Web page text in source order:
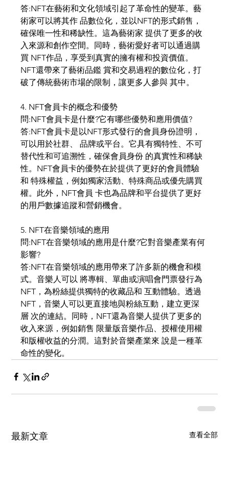
答:NFT在藝術和文化領域引起了革命性的變革。藝
術家可以將其作 品數位化，並以NFT的形式銷售，
確保唯一性和稀缺性。這為藝術家 提供了更多的收
入來源和創作空間。同時，藝術愛好者可以通過購
買 NFT作品，享受到真實的擁有權和投資價值。
NFT還帶來了藝術品鑑 賞和交易過程的數位化，打
破了傳統藝術市場的限制，讓更多人參與 其中。
4. NFT會員卡的概念和優勢
問:NFT會員卡是什麼?它有哪些優勢和應用價值?
答:NFT會員卡是以NFT形式發行的會員身份證明，
可以用於社群、 品牌或平台。它具有獨特性、不可
替代性和可追溯性，確保會員身份 的真實性和稀缺
性。NFT會員卡的優勢在於提供了更好的會員體驗
和 特殊權益，例如獨家活動、特殊商品或優先購買
權。此外，NFT會員 卡也為品牌和平台提供了更好
的用戶數據追蹤和營銷機會。
5. NFT在音樂領域的應用
問:NFT在音樂領域的應用是什麼?它對音樂產業有何
影響?
答:NFT在音樂領域的應用帶來了許多新的機會和模
式。音樂人可以 將專輯、單曲或演唱會門票發行為
NFT，為粉絲提供獨特的收藏品和 互動體驗。透過
NFT，音樂人可以更直接地與粉絲互動，建立更深
層 次的連結。同時，NFT還為音樂人提供了更多的
收入來源，例如銷售 限量版音樂作品、授權使用權
和版權收益的分潤。這對於音樂產業來 說是一種革
命性的變化。
最新文章 查看全部